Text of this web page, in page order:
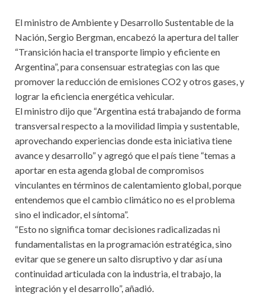
El ministro de Ambiente y Desarrollo Sustentable de la
Nación, Sergio Bergman, encabezó la apertura del taller
“Transición hacia el transporte limpio y eficiente en
Argentina”, para consensuar estrategias con las que
promover la reducción de emisiones CO2 y otros gases, y
lograr la eficiencia energética vehicular.
El ministro dijo que “Argentina está trabajando de forma
transversal respecto a la movilidad limpia y sustentable,
aprovechando experiencias donde esta iniciativa tiene
avance y desarrollo” y agregó que el país tiene “temas a
aportar en esta agenda global de compromisos
vinculantes en términos de calentamiento global, porque
entendemos que el cambio climático no es el problema
sino el indicador, el síntoma”.
“Esto no significa tomar decisiones radicalizadas ni
fundamentalistas en la programación estratégica, sino
evitar que se genere un salto disruptivo y dar así una
continuidad articulada con la industria, el trabajo, la
integración y el desarrollo”, añadió.